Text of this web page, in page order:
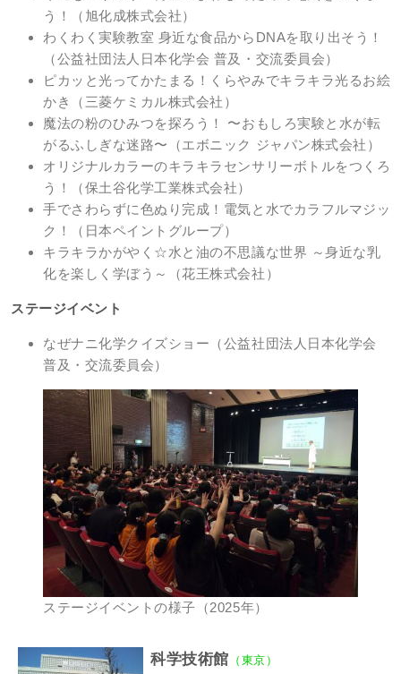
う！（旭化成株式会社）
わくわく実験教室 身近な食品からDNAを取り出そう！
（公益社団法人日本化学会 普及・交流委員会）
ピカッと光ってかたまる！くらやみでキラキラ光るお絵
かき（三菱ケミカル株式会社）
魔法の粉のひみつを探ろう！ 〜おもしろ実験と水が転
がるふしぎな迷路〜（エボニック ジャパン株式会社）
オリジナルカラーのキラキラセンサリーボトルをつくろ
う！（保土谷化学工業株式会社）
手でさわらずに色ぬり完成！電気と水でカラフルマジッ
ク！（日本ペイントグループ）
キラキラかがやく☆水と油の不思議な世界 ～身近な乳
化を楽しく学ぼう～（花王株式会社）
ステージイベント
なぜナニ化学クイズショー（公益社団法人日本化学会
普及・交流委員会）
ステージイベントの様子（2025年）
科学技術館 （東京）